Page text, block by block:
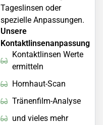
Tageslinsen oder
spezielle Anpassungen.
Unsere
Kontaktlinsenanpassung
Kontaktlinsen Werte
ermitteln
Hornhaut-Scan
Tränenfilm-Analyse
und vieles mehr